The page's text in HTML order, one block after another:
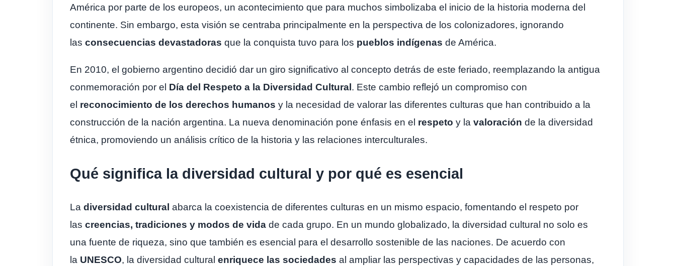
América por parte de los europeos, un acontecimiento que para muchos simbolizaba el inicio de la historia moderna del
continente. Sin embargo, esta visión se centraba principalmente en la perspectiva de los colonizadores, ignorando
las consecuencias devastadoras que la conquista tuvo para los pueblos indígenas de América.
En 2010, el gobierno argentino decidió dar un giro significativo al concepto detrás de este feriado, reemplazando la antigua
conmemoración por el Día del Respeto a la Diversidad Cultural . Este cambio reflejó un compromiso con
el reconocimiento de los derechos humanos y la necesidad de valorar las diferentes culturas que han contribuido a la
construcción de la nación argentina. La nueva denominación pone énfasis en el respeto y la valoración de la diversidad
étnica, promoviendo un análisis crítico de la historia y las relaciones interculturales.
Qué significa la diversidad cultural y por qué es esencial
La diversidad cultural abarca la coexistencia de diferentes culturas en un mismo espacio, fomentando el respeto por
las creencias, tradiciones y modos de vida de cada grupo. En un mundo globalizado, la diversidad cultural no solo es
una fuente de riqueza, sino que también es esencial para el desarrollo sostenible de las naciones. De acuerdo con
la UNESCO, la diversidad cultural enriquece las sociedades al ampliar las perspectivas y capacidades de las personas,